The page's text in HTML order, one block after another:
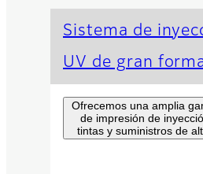
Sistema de
UV de gran
Ofrecemos una amplia
de impresión de
tintas y suministros de